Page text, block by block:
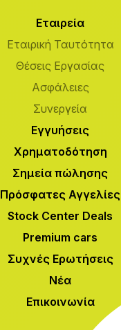
Εταιρεία
Εταιρική Ταυτότητα
Θέσεις Εργασίας
Ασφάλειες
Συνεργεία
Εγγυήσεις
Χρηματοδότηση
Σημεία πώλησης
Πρόσφατες Αγγελίες
Stock Center Deals
Premium cars
Συχνές Ερωτήσεις
Νέα
Επικοινωνία